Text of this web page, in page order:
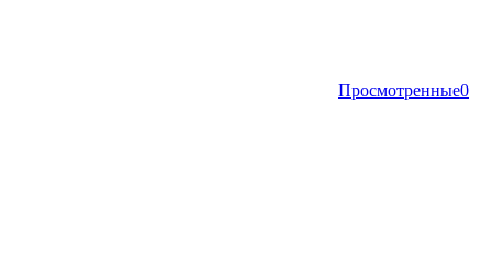
Просмотренные0